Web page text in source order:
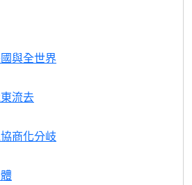
與全世界
流去
商化分岐